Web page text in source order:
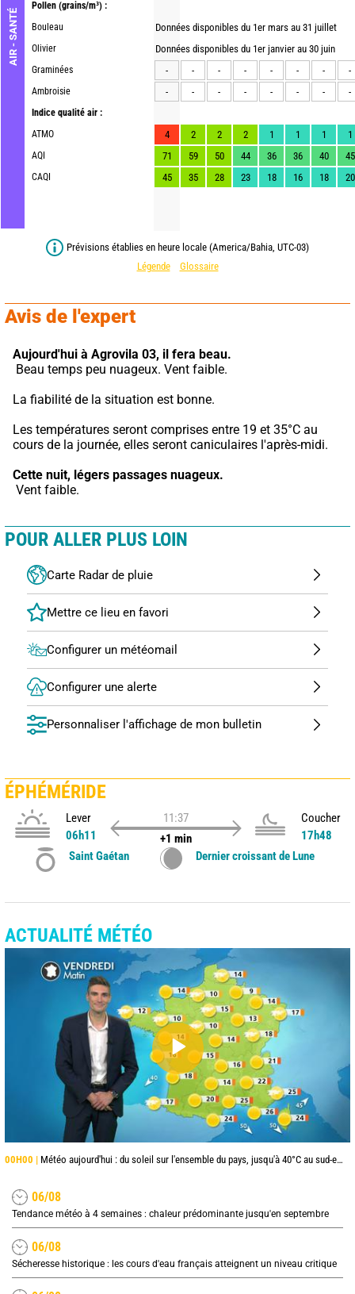
AIR - SANTÉ
Pollen (grains/m³) :
Bouleau
Olivier
Graminées
Ambroisie
Indice qualité air :
ATMO
AQI
CAQI
Données disponibles du 1er mars au 31 juillet
Données disponibles du 1er janvier au 30 juin
-
- - - - - -
-
-
- - - - - - -
4 2 2 2 1 1 1
1
71
59 50 44 36 36 40
45
45
35 28 23 18 16 18 20
Prévisions établies en heure locale (America/Bahia, UTC-03)
Légende
Glossaire
Avis de l'expert
Aujourd'hui à Agrovila 03, il fera beau.
Beau temps peu nuageux. Vent faible.
La fiabilité de la situation est bonne.
Les températures seront comprises entre 19 et 35°C au
cours de la journée, elles seront caniculaires l'après-midi.
Cette nuit, légers passages nuageux.
Vent faible.
POUR ALLER PLUS LOIN
Carte Radar de pluie
Configurer un météomail
Configurer une alerte
Personnaliser l'affichage de mon bulletin
ÉPHÉMÉRIDE
Lever
06h11
11:37
+1 min
Coucher
17h48
Saint Gaétan
Dernier croissant de Lune
ACTUALITÉ MÉTÉO
00H00 | Météo aujourd'hui : du soleil sur l'ensemble du pays, jusqu'à 40°C au sud-est
06/08
Tendance météo à 4 semaines : chaleur prédominante jusqu'en septembre
06/08
Sécheresse historique : les cours d'eau français atteignent un niveau critique